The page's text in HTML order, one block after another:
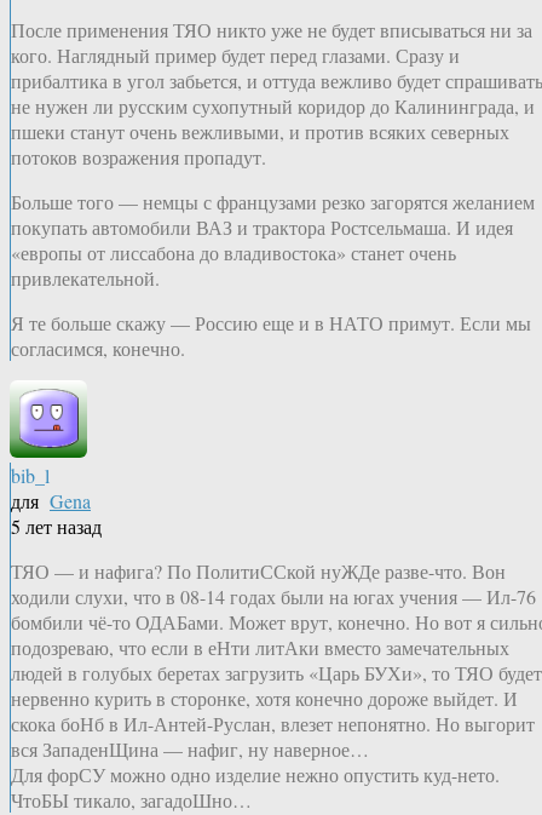
После применения ТЯО никто уже не будет вписываться ни за
кого. Наглядный пример будет перед глазами. Сразу и
прибалтика в угол забьется, и оттуда вежливо будет
не нужен ли русским сухопутный коридор до Калининграда, и
пшеки станут очень вежливыми, и против всяких северных
потоков возражения пропадут.
Больше того — немцы с французами резко загорятся желанием
покупать автомобили ВАЗ и трактора Ростсельмаша. И идея
«европы от лиссабона до владивостока» станет очень
привлекательной.
Я те больше скажу — Россию еще и в НАТО примут. Если мы
согласимся, конечно.
bib_l
для Gena
5 лет назад
ТЯО — и нафига? По ПолитиССкой нуЖДе разве-что. Вон
ходили слухи, что в 08-14 годах были на югах учения — Ил-76
бомбили чё-то ОДАБами. Может врут, конечно. Но вот я
подозреваю, что если в еНти литАки вместо замечательных
людей в голубых беретах загрузить «Царь БУХи», то ТЯО будет
нервенно курить в сторонке, хотя конечно дороже выйдет. И
скока боНб в Ил-Антей-Руслан, влезет непонятно. Но выгорит
вся ЗападенЩина — нафиг, ну наверное…
Для форСУ можно одно изделие нежно опустить куд-нето.
ЧтоБЫ тикало, загадоШно…